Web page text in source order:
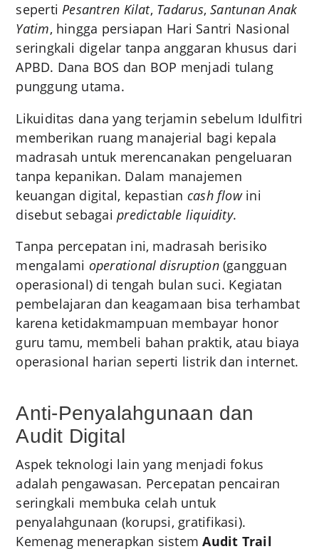
sepertiPesantren Kilat, Tadarus,Santunan Anak
Yatim, hingga persiapan Hari Santri Nasional
seringkali digelar tanpa anggaran khusus dari
APBD. Dana BOS dan BOP menjadi tulang
punggung utama.
Likuiditas dana yang terjamin sebelum Idulfitri
memberikan ruang manajerial bagi kepala
madrasah untuk merencanakan pengeluaran
tanpa kepanikan. Dalam manajemen
keuangan digital, kepastian cash flowini
disebut sebagaipredictable liquidity.
Tanpa percepatan ini, madrasah berisiko
mengalami operational disruption(gangguan
operasional) di tengah bulan suci. Kegiatan
pembelajaran dan keagamaan bisa terhambat
karena ketidakmampuan membayar honor
guru tamu, membeli bahan praktik, atau biaya
operasional harian seperti listrik dan internet.
Anti-Penyalahgunaan dan
Audit Digital
Aspek teknologi lain yang menjadi fokus
adalah pengawasan. Percepatan pencairan
seringkali membuka celah untuk
penyalahgunaan (korupsi, gratifikasi).
Kemenag menerapkan sistemAudit Trail